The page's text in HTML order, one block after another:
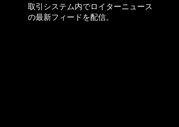
取引システム内でロイターニュース
の最新フィードを配信。